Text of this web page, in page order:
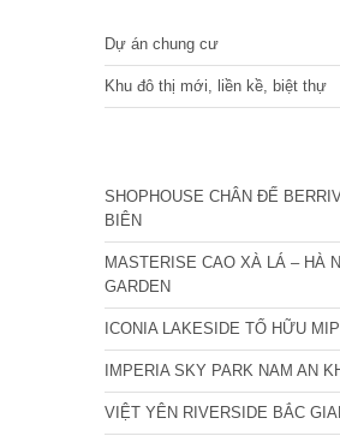
Dự án chung cư
Khu đô thị mới, liền kề, biệt thự
SHOPHOUSE CHÂN ĐẾ
BIÊN
MASTERISE CAO XÀ LÁ – HÀ
GARDEN
ICONIA LAKESIDE TỐ HỮU
IMPERIA SKY PARK NAM AN
VIỆT YÊN RIVERSIDE BẮC